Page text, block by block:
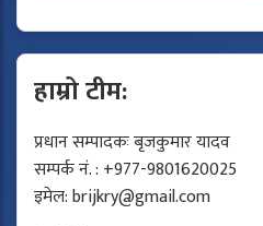
हाम्रो टीम:
प्रधान सम्पादकः बृजकुमार यादव
सम्पर्क नं. : +977-9801620025
इमेल:brijkry@gmail.com